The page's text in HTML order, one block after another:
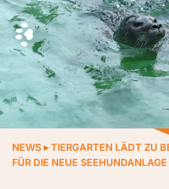
NEWS ▸TIERGARTEN LÄDT ZU
FÜR DIE NEUE SEEHUNDANLAGE